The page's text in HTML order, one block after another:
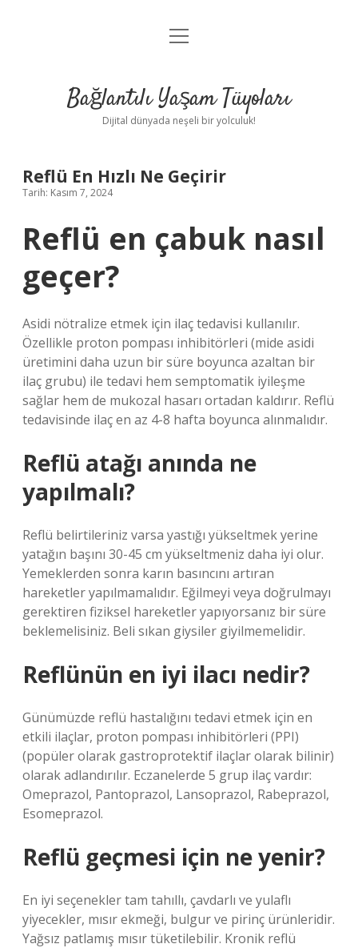
Anasayfa
Yasal Uyarı
menüyü
Bağlantılı Yaşam Tüyoları
Dijital dünyada neşeli bir yolculuk!
Reflü En Hızlı Ne Geçirir
Tarih: Kasım 7, 2024
Reflü en çabuk nasıl
geçer?
Asidi nötralize etmek için ilaç tedavisi kullanılır.
Özellikle proton pompası inhibitörleri (mide asidi
üretimini daha uzun bir süre boyunca azaltan bir
ilaç grubu) ile tedavi hem semptomatik iyileşme
sağlar hem de mukozal hasarı ortadan kaldırır. Reflü
tedavisinde ilaç en az 4-8 hafta boyunca alınmalıdır.
Reflü atağı anında ne
yapılmalı?
Reflü belirtileriniz varsa yastığı yükseltmek yerine
yatağın başını 30-45 cm yükseltmeniz daha iyi olur.
Yemeklerden sonra karın basıncını artıran
hareketler yapılmamalıdır. Eğilmeyi veya doğrulmayı
gerektiren fiziksel hareketler yapıyorsanız bir süre
beklemelisiniz. Beli sıkan giysiler giyilmemelidir.
Reflünün en iyi ilacı nedir?
Günümüzde reflü hastalığını tedavi etmek için en
etkili ilaçlar, proton pompası inhibitörleri (PPI)
(popüler olarak gastroprotektif ilaçlar olarak bilinir)
olarak adlandırılır. Eczanelerde 5 grup ilaç vardır:
Omeprazol, Pantoprazol, Lansoprazol, Rabeprazol,
Esomeprazol.
Reflü geçmesi için ne yenir?
En iyi seçenekler tam tahıllı, çavdarlı ve yulaflı
yiyecekler, mısır ekmeği, bulgur ve pirinç ürünleridir.
Yağsız patlamış mısır tüketilebilir. Kronik reflü